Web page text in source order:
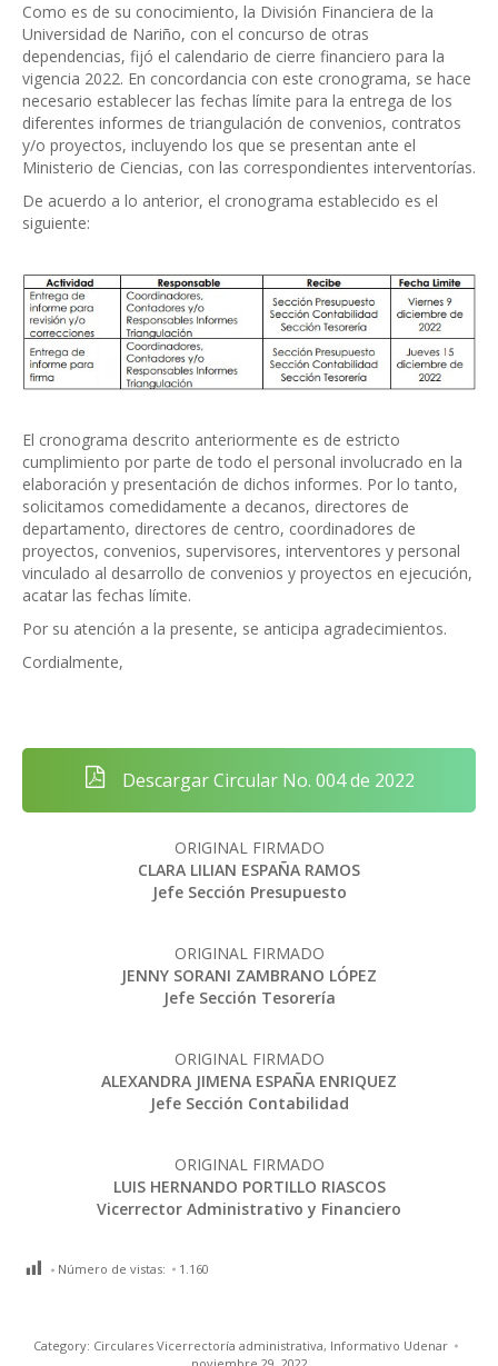
Como es de su conocimiento, la División Financiera de la
Universidad de Nariño, con el concurso de otras
dependencias, fijó el calendario de cierre financiero para la
vigencia 2022. En concordancia con este cronograma, se hace
necesario establecer las fechas límite para la entrega de los
diferentes informes de triangulación de convenios, contratos
y/o proyectos, incluyendo los que se presentan ante el
Ministerio de Ciencias, con las correspondientes interventorías.
De acuerdo a lo anterior, el cronograma establecido es el
siguiente:
El cronograma descrito anteriormente es de estricto
cumplimiento por parte de todo el personal involucrado en la
elaboración y presentación de dichos informes. Por lo tanto,
solicitamos comedidamente a decanos, directores de
departamento, directores de centro, coordinadores de
proyectos, convenios, supervisores, interventores y personal
vinculado al desarrollo de convenios y proyectos en ejecución,
acatar las fechas límite.
Por su atención a la presente, se anticipa agradecimientos.
Cordialmente,
Descargar Circular No. 004 de 2022
ORIGINAL FIRMADO
CLARA LILIAN ESPAÑA RAMOS
Jefe Sección Presupuesto
ORIGINAL FIRMADO
JENNY SORANI ZAMBRANO LÓPEZ
Jefe Sección Tesorería
ORIGINAL FIRMADO
ALEXANDRA JIMENA ESPAÑA ENRIQUEZ
Jefe Sección Contabilidad
ORIGINAL FIRMADO
LUIS HERNANDO PORTILLO RIASCOS
Vicerrector Administrativo y Financiero
Número de vistas: 1.160
Category: Circulares Vicerrectoría administrativa, Informativo Udenar